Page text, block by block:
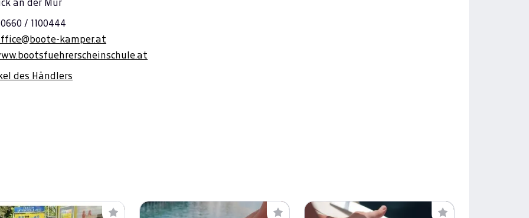
an der Mur
/ 1100444
kamper.at
des Händlers